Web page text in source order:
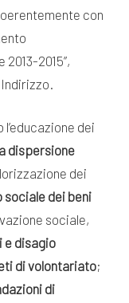
con
2015”,
dei
dispersione
dei
sociale dei beni
sociale,
e disagio
di volontariato;
di
blog progetti